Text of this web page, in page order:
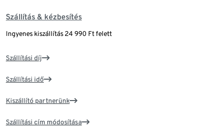
Szállítás & kézbesítés
Ingyenes kiszállítás 24 990 Ft felett
Szállítási díj
Szállítási idő
Kiszállító partnerünk
Szállítási cím módosítása